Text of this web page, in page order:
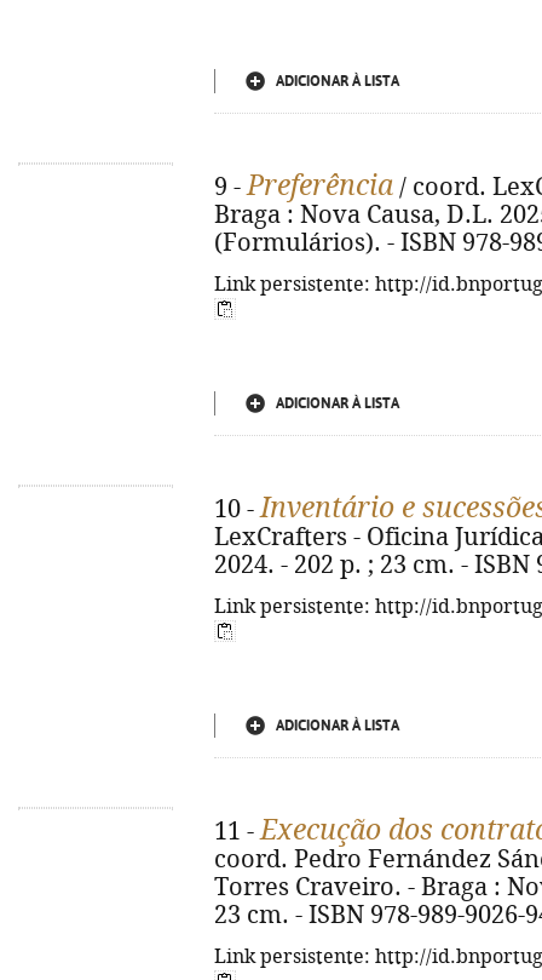
ADICIONAR À LISTA
9 -Preferência / coord.
Braga : Nova Causa, D.L.
(Formulários). - ISBN 978-
Link persistente: http://
ADICIONAR À LISTA
10 -Inventário e
LexCrafters - Oficina
2024. - 202 p. ; 23 cm. - ISBN
Link persistente: http://
ADICIONAR À LISTA
11 -Execução dos
coord. Pedro Fernández
Torres Craveiro. - Braga :
23 cm. - ISBN 978-989-9026-
Link persistente: http://